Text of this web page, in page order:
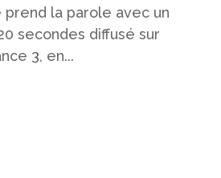
prend la parole avec un
secondes diffusé sur
3, en...